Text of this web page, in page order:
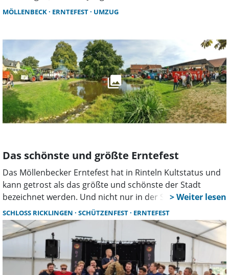
Fahrrad, ihre Bollerwagen, Aufsitztrecker oder andere
MÖLLENBECK ERNTEFEST UMZUG
Das schönste und größte Erntefest
Das Möllenbecker Erntefest hat in Rinteln Kultstatus und
kann getrost als das größte und schönste der Stadt
bezeichnet werden. Und nicht nur in der Stadt, sondern
auch im weiten Umkreis hat das Fest Anziehungswirkung,
denn das Programm (gestern bereits mit einer Ernteparty
im Festzelt auf dem Sportplatz gestartet) hat es in sich.
Am heutigen Samstag startet um 21 Uhr die Band
„Stillalive“ im Festzelt und am morgigen Erntefest-Sonntag
geht es schon um 10 Uhr los mit einem Gottesdienst, den
SCHLOSS RICKLINGEN SCHÜTZENFEST ERNTEFEST